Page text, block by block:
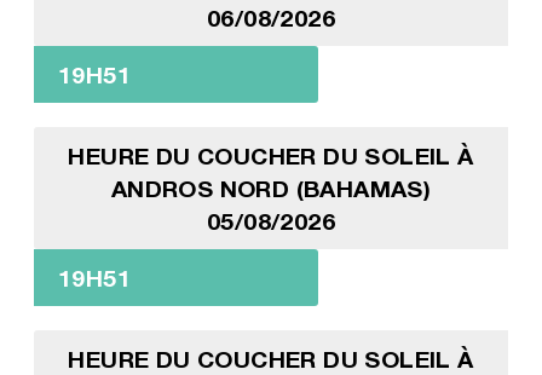
06/08/2026
19H51
HEURE DU COUCHER DU SOLEIL À
ANDROS NORD (BAHAMAS)
05/08/2026
19H51
HEURE DU COUCHER DU SOLEIL À